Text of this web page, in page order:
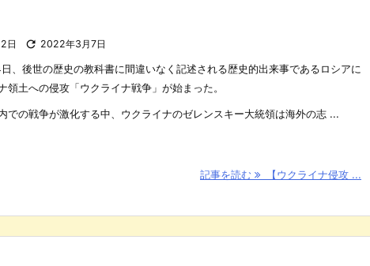
日  2022年3月7日
、後世の歴史の教科書に間違いなく記述される歴史的出来事であるロシアに
領土への侵攻「ウクライナ戦争」が始まった。
での戦争が激化する中、ウクライナのゼレンスキー大統領は海外の志 ...
記事を読む 【ウクライナ侵攻 ...